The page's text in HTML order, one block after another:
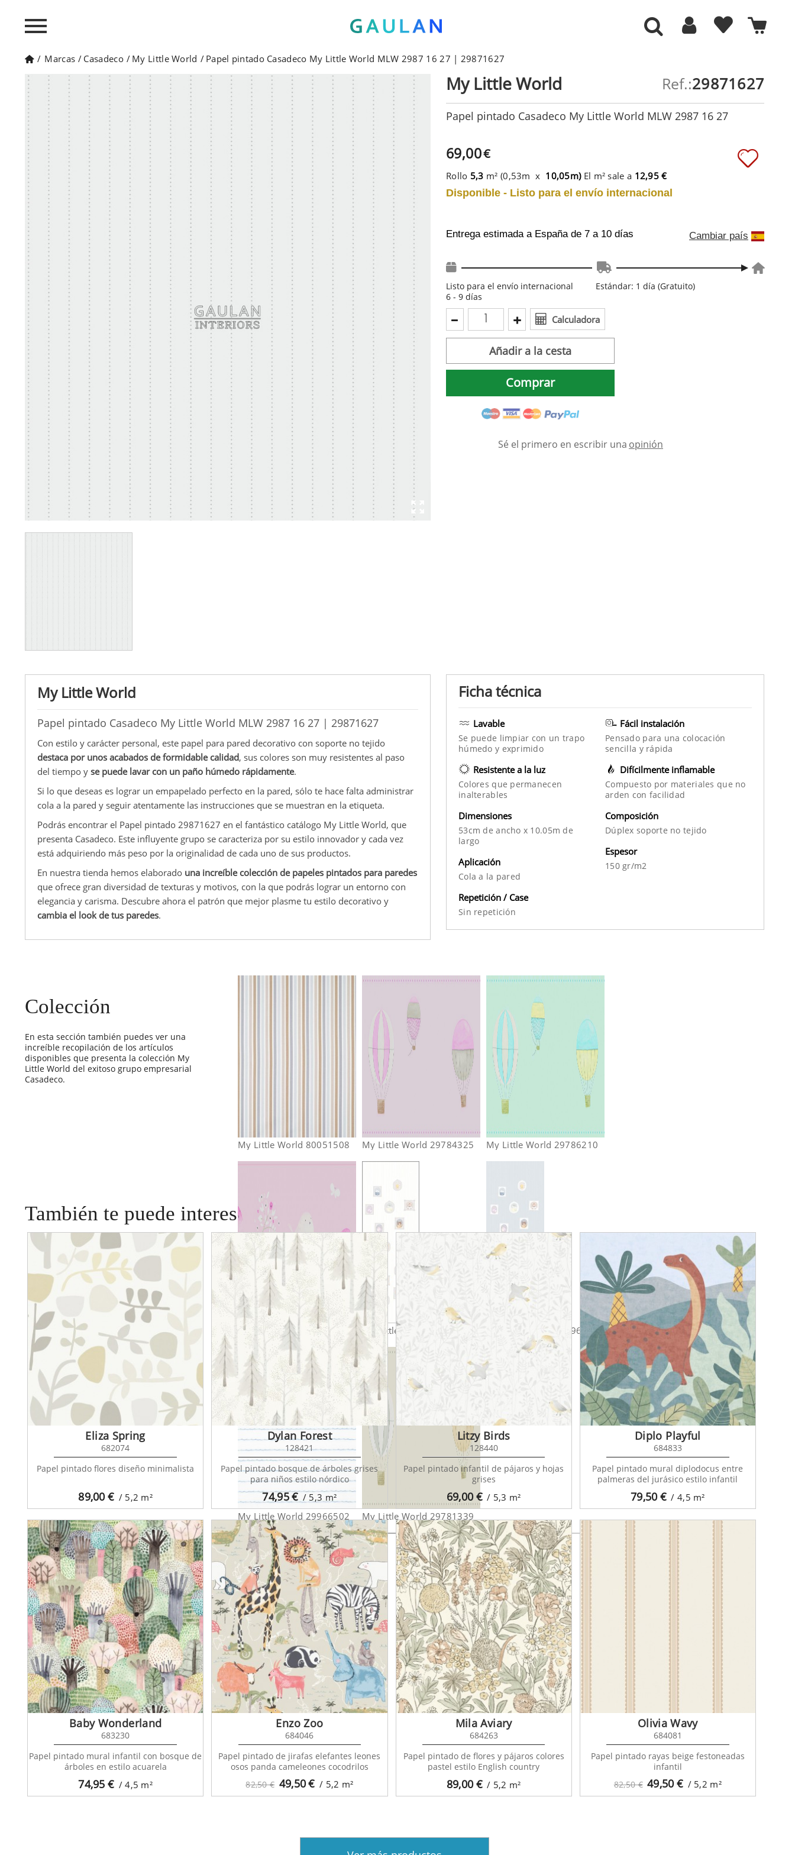
/ Marcas / Casadeco / My Little World / Papel pintado Casadeco My Little World MLW 2987 16 27 | 29871627
My Little World
Papel pintado Casadeco My Little World MLW 2987 16 27 | 29871627
Con estilo y carácter personal, este papel para pared decorativo con soporte no tejido
destaca por unos acabados de formidable calidad, sus colores son muy resistentes al paso
del tiempo y se puede lavar con un paño húmedo rápidamente.
Si lo que deseas es lograr un empapelado perfecto en la pared, sólo te hace falta administrar
cola a la pared y seguir atentamente las instrucciones que se muestran en la etiqueta.
Podrás encontrar el Papel pintado 29871627 en el fantástico catálogo My Little World, que
presenta Casadeco. Este influyente grupo se caracteriza por su estilo innovador y cada vez
está adquiriendo más peso por la originalidad de cada uno de sus productos.
En nuestra tienda hemos elaborado una increíble colección de papeles pintados para paredes
que ofrece gran diversidad de texturas y motivos, con la que podrás lograr un entorno con
elegancia y carisma. Descubre ahora el patrón que mejor plasme tu estilo decorativo y
cambia el look de tus paredes.
My Little World 29871627
Ref.:
Papel pintado Casadeco My Little World MLW 2987 16 27
69,00€
Rollo 5,3 m² (0,53m x 10,05m) El m² sale a 12,95 €
Disponible - Listo para el envío internacional
Entrega estimada a España de 7 a 10 días Cambiar país
Listo para el envío internacional
6 - 9 días
Estándar: 1 día (Gratuito)
Calculadora
Añadir a la cesta
Comprar
Sé el primero en escribir una opinión
Ficha técnica
Lavable
Se puede limpiar con un trapo
húmedo y exprimido
Resistente a la luz
Colores que permanecen
inalterables
Fácil instalación
Pensado para una colocación
sencilla y rápida
Difícilmente inflamable
Compuesto por materiales que no
arden con facilidad
Dimensiones
53cm de ancho x 10.05m de
largo
Aplicación
Cola a la pared
Repetición / Case
Sin repetición
Composición
Dúplex soporte no tejido
Espesor
150 gr/m2
Colección
En esta sección también puedes ver una
increíble recopilación de los artículos
disponibles que presenta la colección My
Little World del exitoso grupo empresarial
Casadeco.
My Little World 80051508 My Little World 29784325 My Little World 29786210
My Little World 29854300 My Little World 29890101 My Little World 29896700
My Little World 29966502 My Little World 29781339
También te puede interesar
89,00€ / 5,2 m²
Eliza Spring
682074
Papel pintado flores diseño minimalista
74,95€ / 5,3 m²
Dylan Forest
128421
Papel pintado bosque de árboles grises
para niños estilo nórdico
69,00 € / 5,3 m²
Litzy Birds
128440
Papel pintado infantil de pájaros y hojas
grises
79,50€ / 4,5 m²
Diplo Playful
684833
Papel pintado mural diplodocus entre
palmeras del jurásico estilo infantil
74,95 € / 4,5 m²
Baby Wonderland
683230
Papel pintado mural infantil con bosque de
árboles en estilo acuarela
82,50 € 49,50€ / 5,2 m²
Enzo Zoo
684046
Papel pintado de jirafas elefantes leones
osos panda cameleones cocodrilos
89,00€ / 5,2 m²
Mila Aviary
684263
Papel pintado de flores y pájaros colores
pastel estilo English country
82,50 € 49,50€ / 5,2 m²
Olivia Wavy
684081
Papel pintado rayas beige festoneadas
infantil